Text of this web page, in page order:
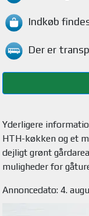
Indkøb
Der er
Yderligere
HTH-køkken og et
dejligt grønt
Annoncedato: 4.